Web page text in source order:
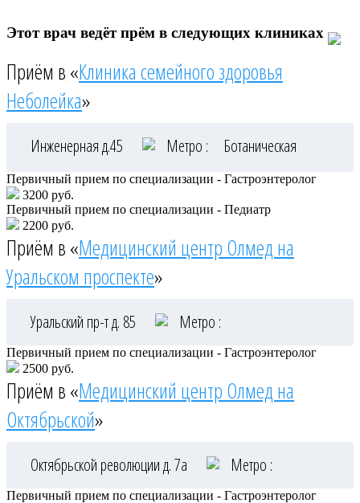
Этот врач ведёт прём в следующих клиниках
Приём в «Клиника семейного здоровья
Неболейка»
Инженерная д.45 Метро : Ботаническая
Первичный прием по специализации - Гастроэнтеролог
3200 руб.
Первичный прием по специализации - Педиатр
2200 руб.
Приём в «Медицинский центр Олмед на
Уральском проспекте»
Уральский пр-т д. 85 Метро :
Первичный прием по специализации - Гастроэнтеролог
2500 руб.
Приём в «Медицинский центр Олмед на
Октябрьской»
Октябрьской революции д. 7а Метро :
Первичный прием по специализации - Гастроэнтеролог